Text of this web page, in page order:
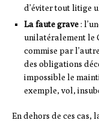
d’éviter tout litige
La faute grave:
unilatéralement le
commise par
des obligations
impossible le
exemple, vol,
En dehors de ces cas,